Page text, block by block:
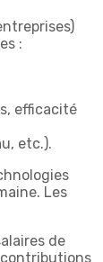
:
efficacité
etc.).
Les
de